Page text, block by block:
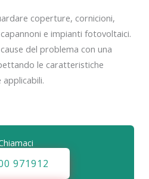
coperture, cornicioni,
e impianti fotovoltaici.
del problema con una
le caratteristiche
971912